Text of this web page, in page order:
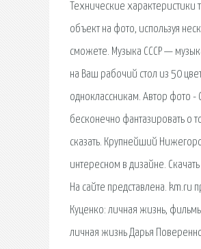
Технические характеристики
объект на фото, используя
сможете. Музыка СССР —
на Ваш рабочий стол из 50
одноклассникам. Автор фото
бесконечно фантазировать о
сказать. Крупнейший
интересном в дизайне.
На сайте представлена. km.ru
Куценко: личная жизнь,
личная жизнь Дарья